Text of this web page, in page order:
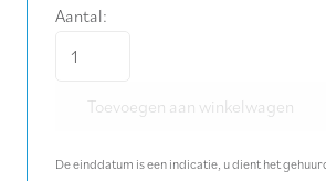
Aantal:
(rood)
Toevoegen aan winkelwagen
De einddatum is een indicatie, u dient het